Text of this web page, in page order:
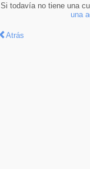
Si todavía no tiene una
una
Atrás